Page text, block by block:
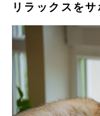
リラックスを